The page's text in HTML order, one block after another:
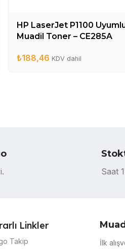
HP LaserJet P1100
Muadil Toner – CE285A
₺188,46 KDV dahil
Saat
Linkler
Takip İlk